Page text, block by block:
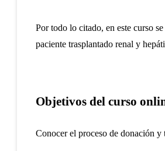
Por todo lo citado, en este curso
paciente trasplantado renal y
Objetivos del curso
Conocer el proceso de donación y